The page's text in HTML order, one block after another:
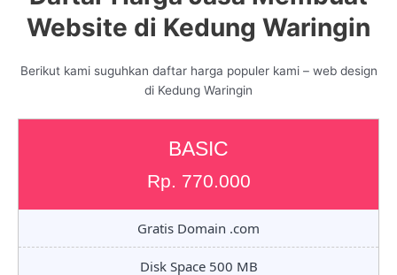
Website di Kedung Waringin
Berikut kami suguhkan daftar harga populer kami – web design
di Kedung Waringin
BASIC
Rp. 770.000
Gratis Domain .com
Disk Space 500 MB